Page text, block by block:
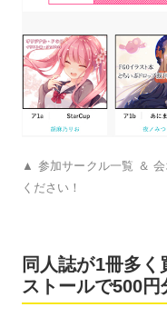
▲ 参加サークル一覧 ＆
ください！
同人誌が1冊多
ストールで500円